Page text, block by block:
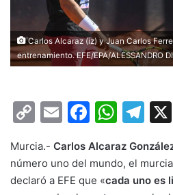
Carlos Alcaraz (iz) y Juan Carlos
entrenamiento. EFE/EPA/ALESSANDRO
C
p
y
E
ai
l
F
c
e
W
at
s
T
e
gr
Murcia.- Carlos Alcaraz
número uno del mundo, el
declaró a EFE que «cada uno es